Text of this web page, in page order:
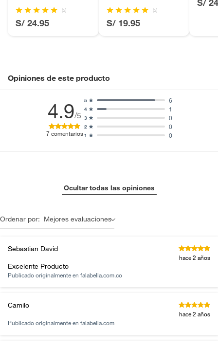
Licores y cigarros electrónicos.
(5)
S/ 24.95
(5)
S/ 19.95
S/
Opiniones de este producto
4.9/5
7 comentarios1 0
2 0
3 0
4 1
5 6
Ocultar todas las opiniones
Ordenar por: Mejores evaluaciones
Sebastian David
hace 2 años
Excelente Producto
Publicado originalmente en falabella.com.co
Camilo
hace 2 años
Publicado originalmente en falabella.com